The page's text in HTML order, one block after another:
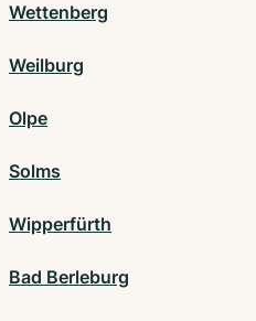
Wettenberg
Weilburg
Olpe
Solms
Wipperfürth
Bad Berleburg